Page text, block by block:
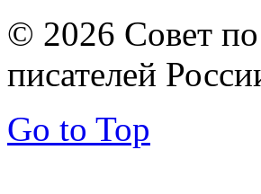
© 2026 Совет
писателей
Go to Top